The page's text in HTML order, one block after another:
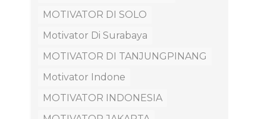
MOTIVATOR DI SOLO
Motivator Di Surabaya
MOTIVATOR DI TANJUNGPINANG
Motivator Indone
MOTIVATOR INDONESIA